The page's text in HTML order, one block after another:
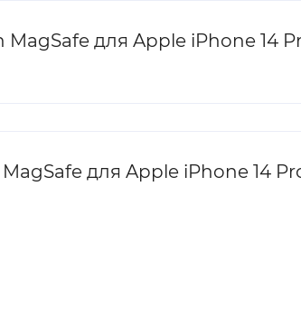
для Apple iPhone 14
для Apple iPhone 14